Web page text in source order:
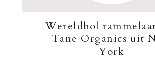
Wereldbol
Tane Organics uit
York